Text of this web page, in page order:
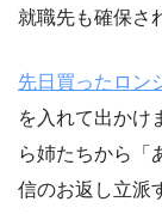
就職先も確保さ
先日買ったロン
を入れて出かけ
ら姉たちから「
信のお返し立派